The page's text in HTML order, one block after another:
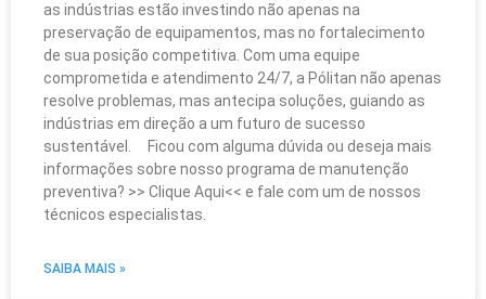
as indústrias estão investindo não apenas na
preservação de equipamentos, mas no fortalecimento
de sua posição competitiva. Com uma equipe
comprometida e atendimento 24/7, a Pólitan não apenas
resolve problemas, mas antecipa soluções, guiando as
indústrias em direção a um futuro de sucesso
sustentável. Ficou com alguma dúvida ou deseja mais
informações sobre nosso programa de manutenção
preventiva? >> Clique Aqui<< e fale com um de nossos
técnicos especialistas.
SAIBA MAIS »